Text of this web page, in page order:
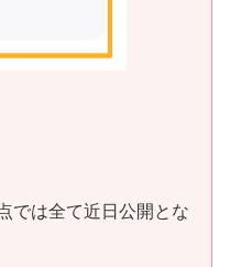
では全て近日公開とな